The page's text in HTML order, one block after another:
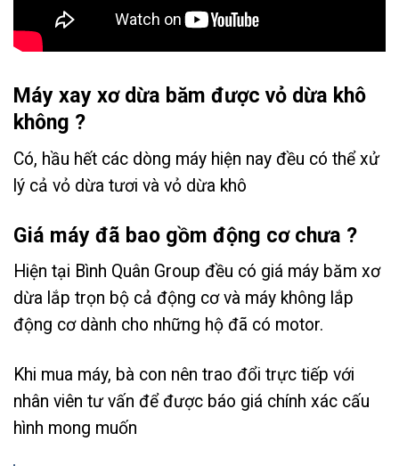
Máy xay xơ dừa băm được vỏ dừa khô
không ?
Có, hầu hết các dòng máy hiện nay đều có thể xử
lý cả vỏ dừa tươi và vỏ dừa khô
Giá máy đã bao gồm động cơ chưa ?
Hiện tại Bình Quân Group đều có giá máy băm xơ
dừa lắp trọn bộ cả động cơ và máy không lắp
động cơ dành cho những hộ đã có motor.
Khi mua máy, bà con nên trao đổi trực tiếp với
nhân viên tư vấn để được báo giá chính xác cấu
hình mong muốn